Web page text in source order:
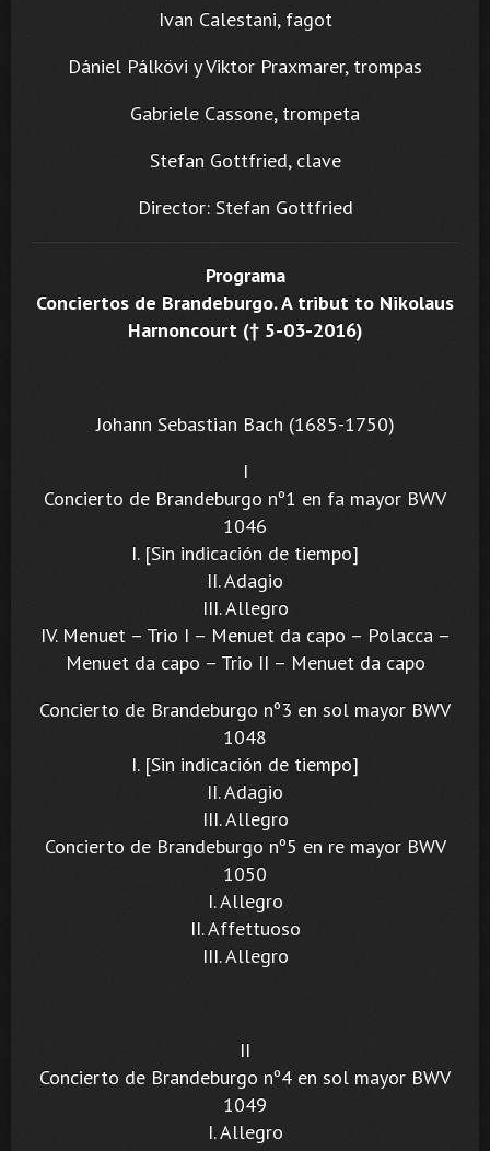
Ivan Calestani, fagot
Dániel Pálkövi y Viktor Praxmarer, trompas
Gabriele Cassone, trompeta
Stefan Gottfried, clave
Director: Stefan Gottfried
Programa
Conciertos de Brandeburgo. A tribut to Nikolaus
Harnoncourt († 5-03-2016)
Johann Sebastian Bach (1685-1750)
I
Concierto de Brandeburgo nº1 en fa mayor BWV
1046
I. [Sin indicación de tiempo]
II. Adagio
III. Allegro
IV. Menuet – Trio I – Menuet da capo – Polacca –
Menuet da capo – Trio II – Menuet da capo
Concierto de Brandeburgo nº3 en sol mayor BWV
1048
I. [Sin indicación de tiempo]
II. Adagio
III. Allegro
Concierto de Brandeburgo nº5 en re mayor BWV
1050
I. Allegro
II. Affettuoso
III. Allegro
II
Concierto de Brandeburgo nº4 en sol mayor BWV
1049
I. Allegro